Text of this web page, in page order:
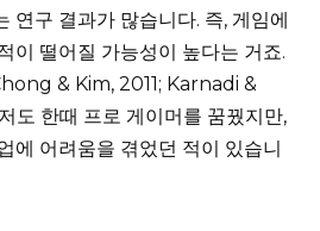
연구 결과가 많습니다. 즉, 게임에
이 떨어질 가능성이 높다는 거죠.
& Kim, 2011; Karnadi &
한때 프로 게이머를 꿈꿨지만,
에 어려움을 겪었던 적이 있습니